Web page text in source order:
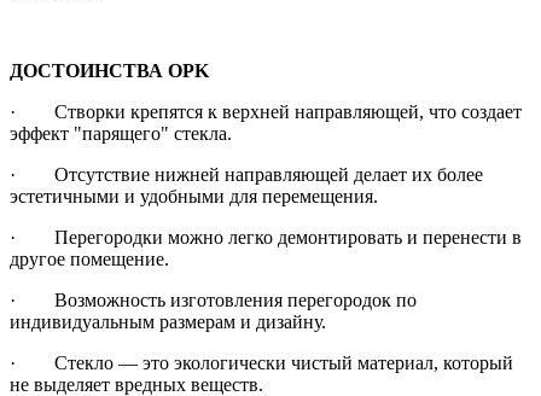
ДОСТОИНСТВА OPK
· Створки крепятся к верхней направляющей, что создает
эффект "парящего" стекла.
· Отсутствие нижней направляющей делает их более
эстетичными и удобными для перемещения.
· Перегородки можно легко демонтировать и перенести в
другое помещение.
· Возможность изготовления перегородок по
индивидуальным размерам и дизайну.
· Стекло — это экологически чистый материал, который
не выделяет вредных веществ.